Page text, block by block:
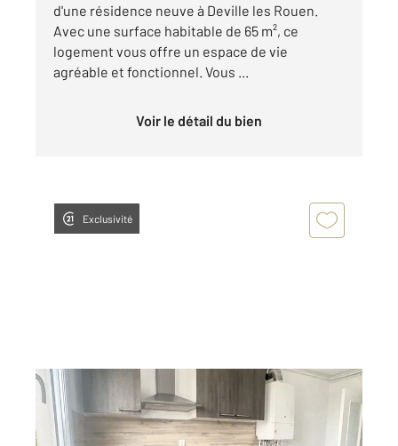
d'une résidence neuve à Deville les Rouen.
Avec une surface habitable de 65 m², ce
logement vous offre un espace de vie
agréable et fonctionnel. Vous ...
Voir le détail du bien
Exclusivité
DEVILLE LES ROUEN 76
64,65 m
, 3 pièces
Ref : 29546